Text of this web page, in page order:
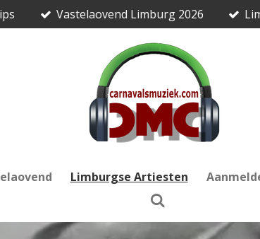
Vastelaovend Limburg 2026
Limburgse Artiesten